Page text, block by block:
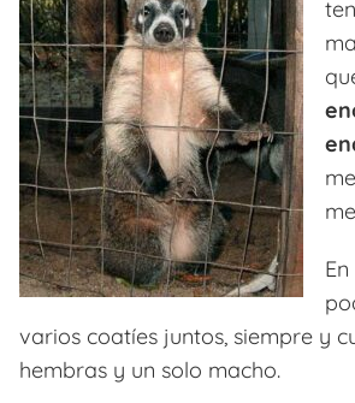
varios coatíes juntos, siempre y
hembras y un solo macho.